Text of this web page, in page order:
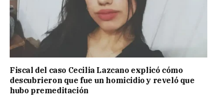
Fiscal del caso Cecilia Lazcano explicó cómo
descubrieron que fue un homicidio y reveló que
hubo premeditación